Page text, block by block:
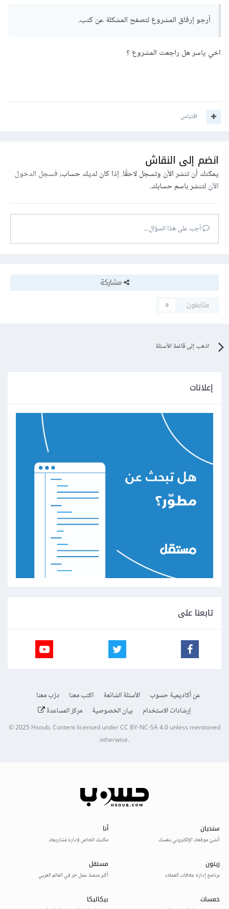
أرجو إرفاق المشروع لتصفح المشكلة عن كثب.
اخي ياسر هل راجعت المشروع ؟
اقتباس
انضم إلى النقاش
يمكنك أن تنشر الآن وتسجل لاحقًا. إذا كان لديك حساب،فسجل الدخول
الآنلتنشر باسم حسابك.
أجب على هذا السؤال...
مشاركة
متابعون
0
اذهب إلى قائمة الأسئلة
إعلانات
تابعنا على
عن أكاديمية حسوب الأسئلة الشائعة اكتب معنا
درّب معنا
إرشادات الاستخدام
بيان الخصوصية مركز المساعدة
© 2025Hsoub.Content licensed underCC BY-NC-SA 4.0unless mentioned
otherwise.